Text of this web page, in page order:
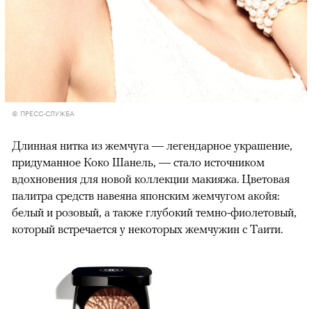
© ПРЕСС-СЛУЖБА
Длинная нитка из жемчуга — легендарное украшение,
придуманное Коко Шанель, — стало источником
вдохновения для новой коллекции макияжа. Цветовая
палитра средств навеяна японским жемчугом акойя:
белый и розовый, а также глубокий темно-фиолетовый,
который встречается у некоторых жемчужин с Таити.